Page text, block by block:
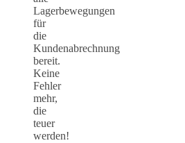
Lagerbewegungen
für
die
Kundenabrechnung
bereit.
Keine
Fehler
mehr,
die
teuer
werden!